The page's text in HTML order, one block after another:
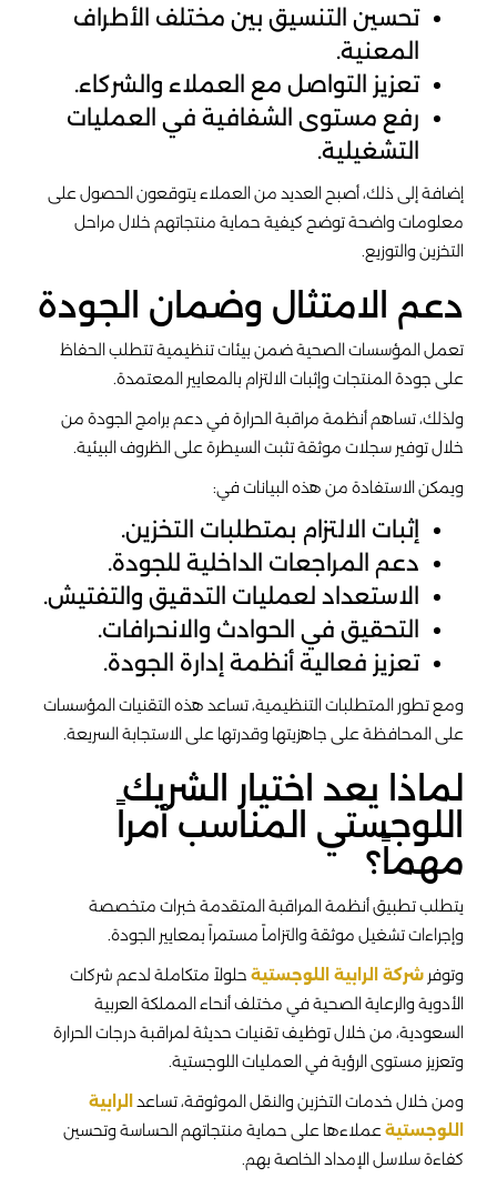
تحسين التنسيق بين مختلف الأطراف
المعنية.
تعزيز التواصل مع العملاء والشركاء.
رفع مستوى الشفافية في العمليات
التشغيلية.
إضافة إلى ذلك، أصبح العديد من العملاء يتوقعون الحصول على
معلومات واضحة توضح كيفية حماية منتجاتهم خلال مراحل
التخزين والتوزيع.
دعم الامتثال وضمان الجودة
تعمل المؤسسات الصحية ضمن بيئات تنظيمية تتطلب الحفاظ
على جودة المنتجات وإثبات الالتزام بالمعايير المعتمدة.
ولذلك، تساهم أنظمة مراقبة الحرارة في دعم برامج الجودة من
خلال توفير سجلات موثقة تثبت السيطرة على الظروف البيئية.
ويمكن الاستفادة من هذه البيانات في:
إثبات الالتزام بمتطلبات التخزين.
دعم المراجعات الداخلية للجودة.
الاستعداد لعمليات التدقيق والتفتيش.
التحقيق في الحوادث والانحرافات.
تعزيز فعالية أنظمة إدارة الجودة.
ومع تطور المتطلبات التنظيمية، تساعد هذه التقنيات المؤسسات
على المحافظة على جاهزيتها وقدرتها على الاستجابة السريعة.
لماذا يعد اختيار الشريك
اللوجستي المناسب أمراً
مهماً؟
يتطلب تطبيق أنظمة المراقبة المتقدمة خبرات متخصصة
وإجراءات تشغيل موثقة والتزاماً مستمراً بمعايير الجودة.
وتوفر شركة الرابية اللوجستية حلولاً متكاملة لدعم شركات
الأدوية والرعاية الصحية في مختلف أنحاء المملكة العربية
السعودية، من خلال توظيف تقنيات حديثة لمراقبة درجات الحرارة
وتعزيز مستوى الرؤية في العمليات اللوجستية.
ومن خلال خدمات التخزين والنقل الموثوقة، تساعد الرابية
اللوجستيةعملاءها على حماية منتجاتهم الحساسة وتحسين
كفاءة سلاسل الإمداد الخاصة بهم.